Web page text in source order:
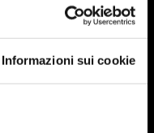
Informazioni sui cookie